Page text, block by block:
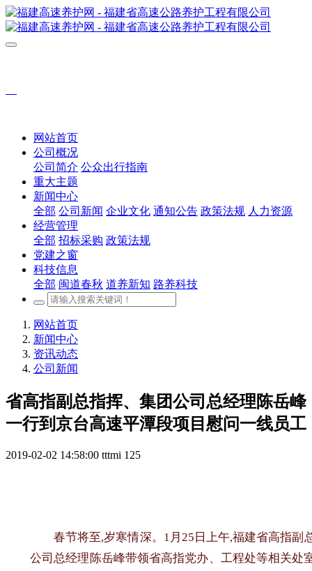
网站首页
公司概况
公司简介 公众出行指南
重大主题
新闻中心
全部 公司新闻 企业文化 通知公告 政策法规 人力资源
经营管理
全部 招标采购 政策法规
党建之窗
科技信息
全部 闽道春秋 道养新知 路养科技
网站首页
新闻中心
资讯动态
公司新闻
省高指副总指挥、集团公司总经理陈岳峰
一行到京台高速平潭段项目慰问一线员工
2019-02-02 14:58:00 tttmi 125
春节将至,岁寒情深。1月25日上午,福建省高指副
公司总经理陈岳峰带领省高指党办、工程处等相关处